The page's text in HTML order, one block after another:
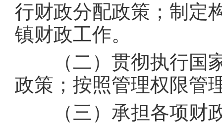
行财政分配政策；制定
镇财政工作。
（二）贯彻执行国家
政策；按照管理权限管
（三）承担各项财政